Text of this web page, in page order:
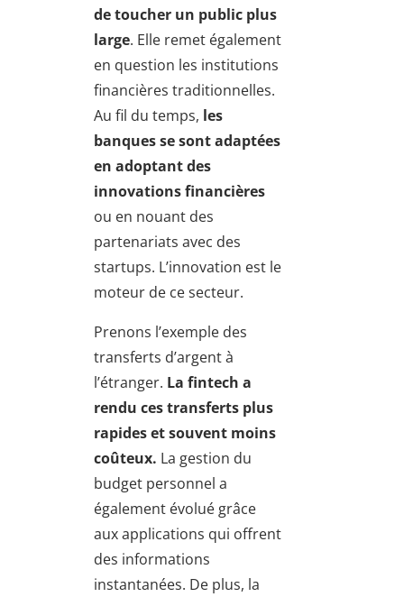
de toucher un public plus
large. Elle remet également
en question les institutions
financières traditionnelles.
Au fil du temps, les
banques se sont adaptées
en adoptant des
innovations financières
ou en nouant des
partenariats avec des
startups. L’innovation est le
moteur de ce secteur.
Prenons l’exemple des
transferts d’argent à
l’étranger. La fintech a
rendu ces transferts plus
rapides et souvent moins
coûteux. La gestion du
budget personnel a
également évolué grâce
aux applications qui offrent
des informations
instantanées. De plus, la